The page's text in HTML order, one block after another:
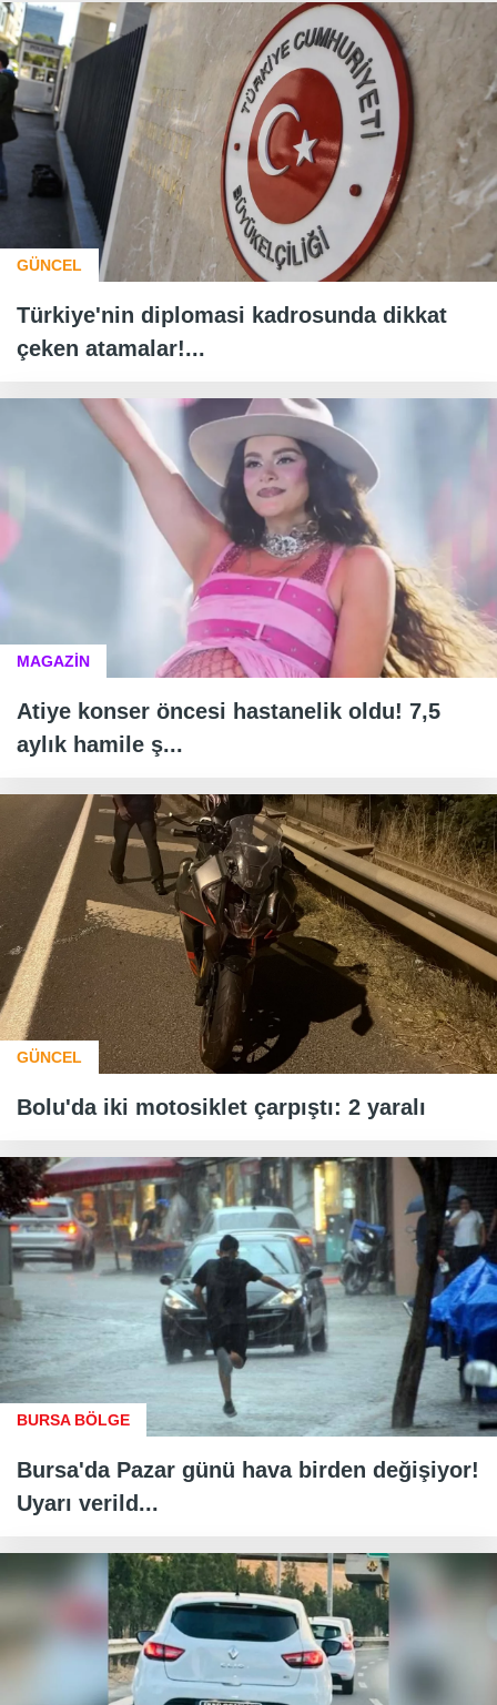
GÜNCEL
Türkiye'nin diplomasi kadrosunda dikkat
çeken atamalar!...
MAGAZİN
Atiye konser öncesi hastanelik oldu! 7,5
aylık hamile ş...
GÜNCEL
Bolu'da iki motosiklet çarpıştı: 2 yaralı
BURSA BÖLGE
Bursa'da Pazar günü hava birden değişiyor!
Uyarı verild...